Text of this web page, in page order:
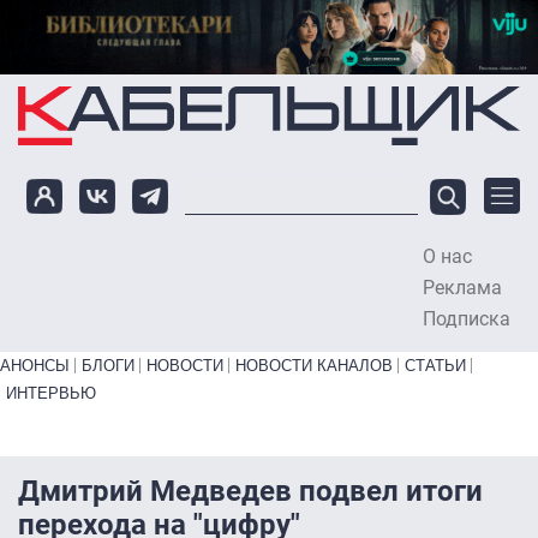
Перейти к основному содержанию
О нас
Реклама
Подписка
Primary links bottom
АНОНСЫ БЛОГИ НОВОСТИ НОВОСТИ КАНАЛОВ
СТАТЬИ
ИНТЕРВЬЮ
Дмитрий Медведев подвел итоги
перехода на "цифру"